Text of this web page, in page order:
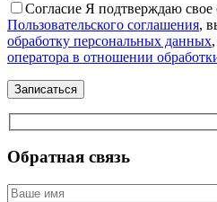
Согласие Я подтверждаю свое
Пользовательского соглашения,
обработку персональных данных
оператора в отношении
Обратная связь